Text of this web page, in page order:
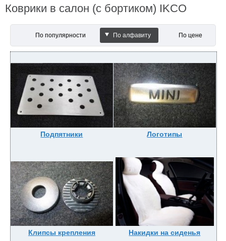
Коврики в салон (с бортиком) IKCO
По популярности По алфавиту По цене
Подпятники Логотипы
Клипсы крепления Накидки на сиденья